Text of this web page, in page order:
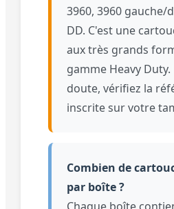
3960, 3960 gauche/
DD. C'est une
aux très grands
gamme Heavy Duty.
doute, vérifiez la
inscrite sur votre
Combien de
par boîte ?
Chaque boîte